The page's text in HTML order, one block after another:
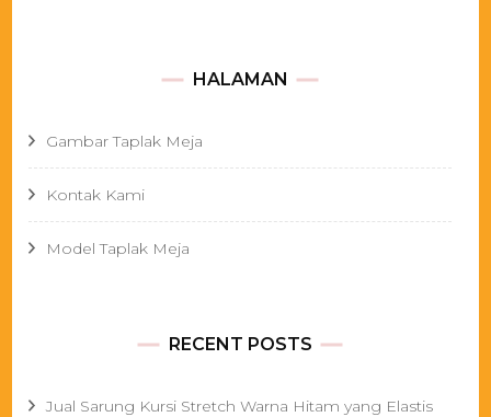
HALAMAN
Gambar Taplak Meja
Kontak Kami
Model Taplak Meja
RECENT POSTS
Jual Sarung Kursi Stretch Warna Hitam yang Elastis